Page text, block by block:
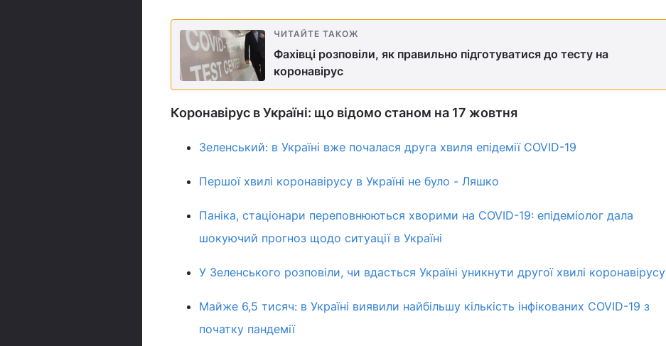
ЧИТАЙТЕ ТАКОЖ
Фахівці розповіли, як правильно підготуватися до тесту на
коронавірус
Коронавірус в Україні: що відомо станом на 17 жовтня
Зеленський: в Україні вже почалася друга хвиля епідемії COVID-19
Першої хвилі коронавірусу в Україні не було - Ляшко
Паніка, стаціонари переповнюються хворими на COVID-19: епідеміолог дала
шокуючий прогноз щодо ситуації в Україні
У Зеленського розповіли, чи вдасться Україні уникнути другої хвилі коронавірусу
Майже 6,5 тисяч: в Україні виявили найбільшу кількість інфікованих COVID-19 з
початку пандемії